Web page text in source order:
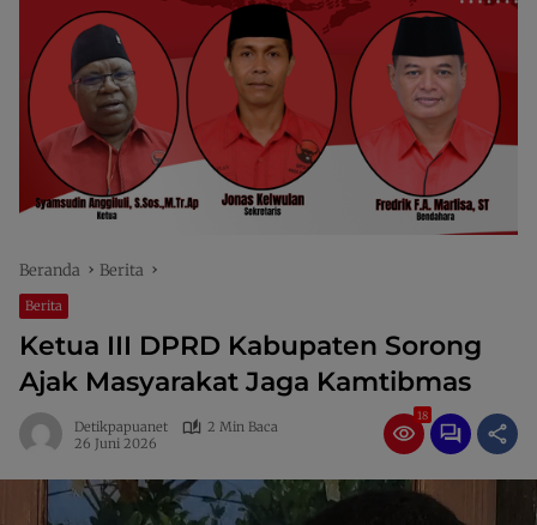
Beranda Berita
Berita
Ketua III DPRD Kabupaten Sorong
Ajak Masyarakat Jaga Kamtibmas
Detikpapuanet
2 Min Baca
26 Juni 2026
18